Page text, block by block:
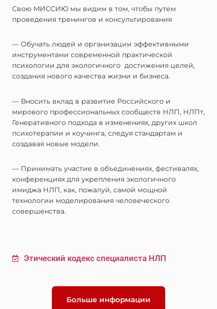
Свою МИССИЮ мы видим в том, чтобы путем
проведения тренингов и консультирования
— Обучать людей и организации эффективными
инструментами современной практической
психологии для экологичного достижения целей,
создания нового качества жизни и бизнеса.
— Вносить вклад в развитие Российского и
мирового профессиональных сообществ НЛП, НЛПт,
Генеративного подхода в изменениях, других школ
психотерапии и коучинга, следуя стандартам и
создавая новые модели.
— Принимать участие в объединениях, фестивалях,
конференциях для укрепления экологичного
имиджа НЛП, как, пожалуй, самой мощной
технологии моделирования человеческого
совершенства.
Этический кодекс специалиста НЛП
Больше информации